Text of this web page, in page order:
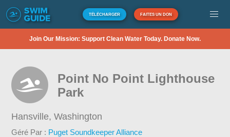
TÉLÉCHARGER FAITES UN DON
Join Our Mission: Support Clean Water Today. Donate Now.
Point No Point Lighthouse
Park
Hansville,Washington
Géré Par : Puget Soundkeeper Alliance